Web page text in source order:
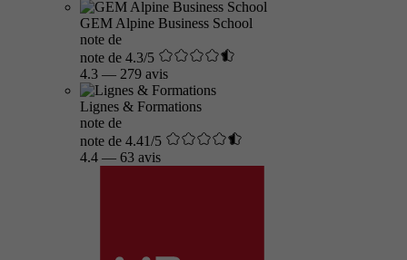
GEM Alpine Business School
note de
note de 4.3/5
4.3 — 279 avis
Lignes & Formations
note de
note de 4.41/5
4.4 — 63 avis